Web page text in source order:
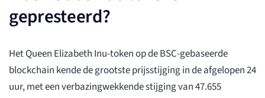
gepresteerd?
Het Queen Elizabeth Inu-token op de BSC-gebaseerde
blockchain kende de grootste prijsstijging in de afgelopen 24
uur, met een verbazingwekkende stijging van 47.655